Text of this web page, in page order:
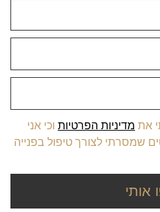
את מדיניות הפרטיות וכי אני
שמסרתי לצורך טיפול בפנייה
אותי